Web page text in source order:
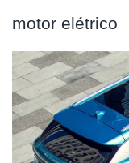
motor elétrico